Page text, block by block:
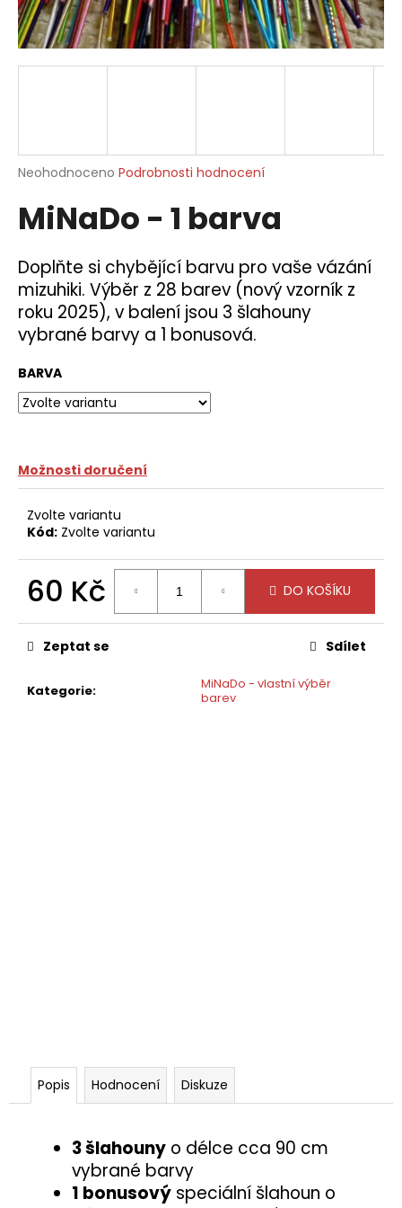
Průměrné
produktu
je
z
5
hvězdiček.
Neohodnoceno Podrobnosti hodnocení
MiNaDo - 1 barva
Doplňte si chybějící barvu pro vaše vázání
mizuhiki. Výběr z 28 barev (nový vzorník z
roku 2025), v balení jsou 3 šlahouny
vybrané barvy a 1 bonusová.
BARVA
Možnosti doručení
Zvolte variantu
Kód: Zvolte variantu
60 Kč
cena:
DO KOŠÍKU
Kategorie:
MiNaDo - vlastní výběr
barev
Zeptat se Sdílet
Popis Hodnocení Diskuze
3 šlahouny o délce cca 90 cm
vybrané barvy
1 bonusový speciální šlahoun o
a
j
í
HLEDAT
D
o
p
o
r
u
č
e
m
e